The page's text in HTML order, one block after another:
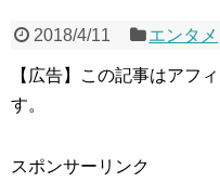
2018/4/11 エンタメ
【広告】この記事はアフ
す。
スポンサーリンク